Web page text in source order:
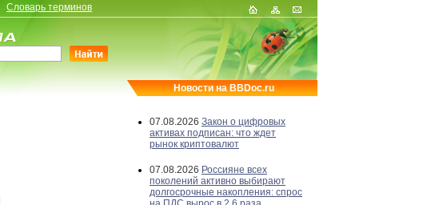
Словарь терминов
Новости на BBDoc.ru
07.08.2026 Закон о цифровых
активах подписан: что ждет
рынок криптовалют
07.08.2026 Россияне всех
поколений активно выбирают
долгосрочные накопления: спрос